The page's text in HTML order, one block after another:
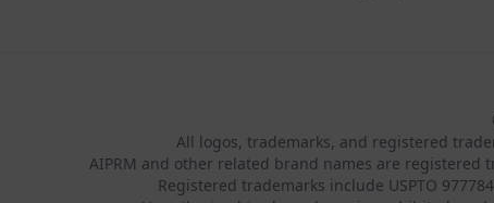
All logos, trademarks, and registered
AIPRM and other related brand names are
Registered trademarks include USPTO